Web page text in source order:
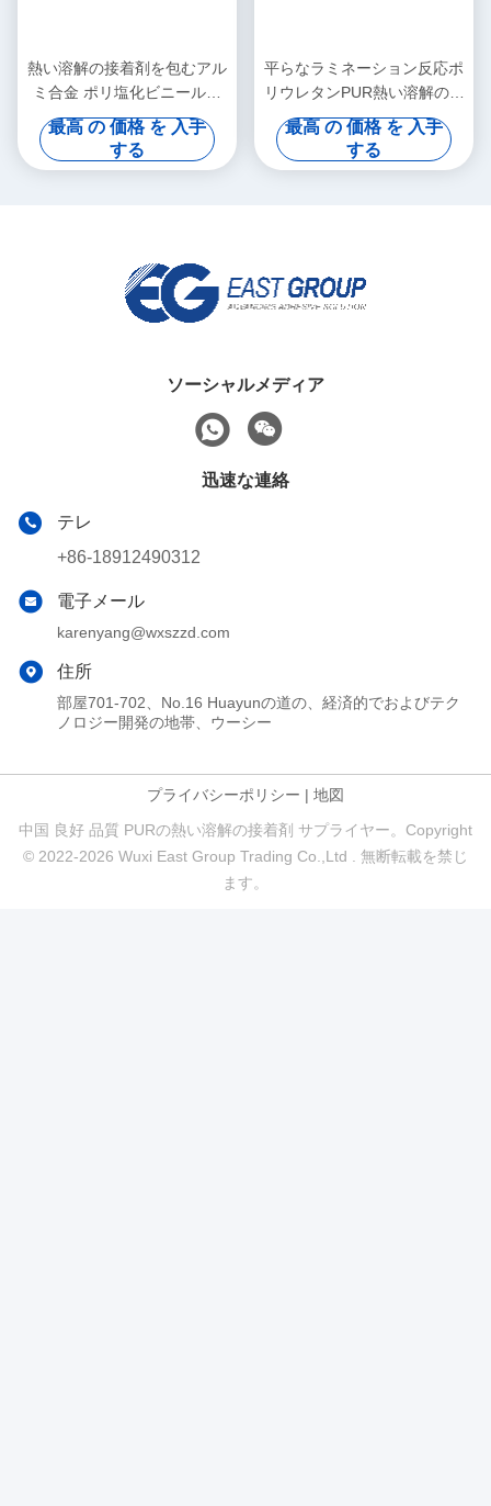
熱い溶解の接着剤を包むアル
ミ合金 ポリ塩化ビニールの
ラミネーションの付着力のプ
ロフィール
最高 の 価格 を 入手
する
平らなラミネーション反応ポ
リウレタンPUR熱い溶解の接
着剤熱抵抗の木工業
最高 の 価格 を 入手
する
ソーシャルメディア
迅速な連絡
テレ
+86-18912490312
電子メール
karenyang@wxszzd.com
住所
部屋701-702、No.16 Huayunの道の、経済的でおよびテク
ノロジー開発の地帯、ウーシー
プライバシーポリシー | 地図
中国 良好 品質 PURの熱い溶解の接着剤 サプライヤー。Copyright
© 2022-2026 Wuxi East Group Trading Co.,Ltd . 無断転載を禁じ
ます。